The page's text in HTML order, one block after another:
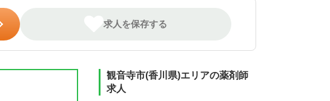
求人を保存する
観音寺市(香川県)エリアの薬剤師
求人